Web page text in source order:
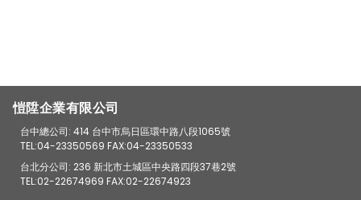
愷陞企業有限公司
台中總公司: 414 台中市烏日區環中路八段1065號
TEL:04-23350569 FAX:04-23350533
台北分公司: 236 新北市土城區中央路四段37巷2號
TEL:02-22674969 FAX:02-22674923